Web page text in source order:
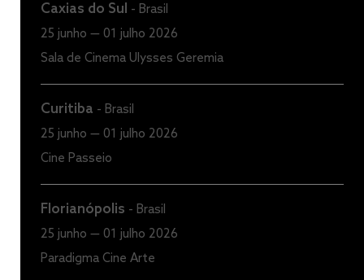
Caxias do Sul - Brasil
25 junho — 01 julho 2026
Sala de Cinema Ulysses Geremia
Curitiba - Brasil
25 junho — 01 julho 2026
Cine Passeio
Florianópolis - Brasil
25 junho — 01 julho 2026
Paradigma Cine Arte